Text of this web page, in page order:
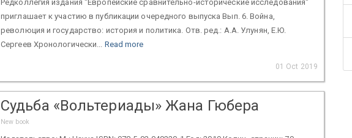
Редколлегия издания "Европейские сравнительно-исторические исследования"
приглашает к участию в публикации очередного выпуска Вып. 6. Война,
революция и государство: история и политика. Отв. ред.: А.А. Улунян, Е.Ю.
Сергеев Хронологически... Read more
01 Oct 2019
Судьба «Вольтериады» Жана Гюбера
New book